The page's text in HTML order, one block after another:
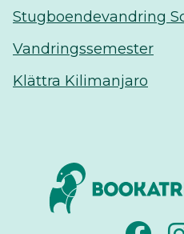
Stugboendevandring
Vandringssemester
Klättra Kilimanjaro